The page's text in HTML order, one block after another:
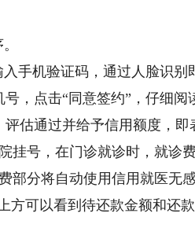
机验证码，通过人脸识别
点击“同意签约”，仔细阅
通过并给予信用额度，即
号，在门诊就诊时，就诊
部分将自动使用信用就医无感
可以看到待还款金额和还款